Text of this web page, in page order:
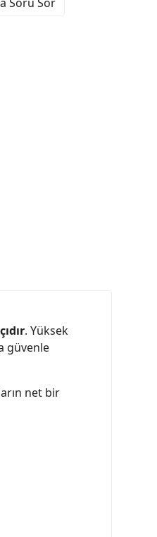
. Yüksek
güvenle
net bir